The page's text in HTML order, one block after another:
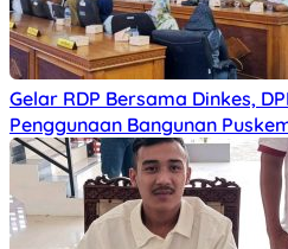
Gelar RDP Bersama Dinkes,
Penggunaan Bangunan